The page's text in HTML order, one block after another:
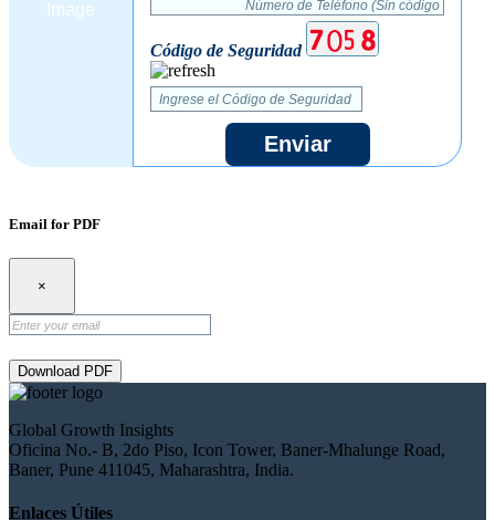
Código de Seguridad
Enviar
Email for PDF
×
Download PDF
Global Growth Insights
Oficina No.- B, 2do Piso, Icon Tower, Baner-Mhalunge Road,
Baner, Pune 411045, Maharashtra, India.
Enlaces Útiles